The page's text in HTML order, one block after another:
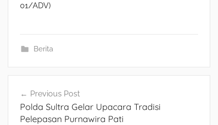
01/ADV)
Berita
Navigasi
pos
Previous Post
Polda Sultra Gelar Upacara Tradisi
Pelepasan Purnawira Pati